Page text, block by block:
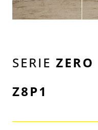
SERIE ZERO
Z8P1